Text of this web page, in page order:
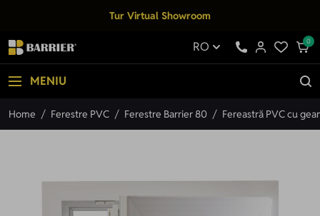
Tur Virtual Showroom
RO 0
MENIU
Home / Ferestre PVC / Ferestre Barrier 80 / Fereastră PVC cu